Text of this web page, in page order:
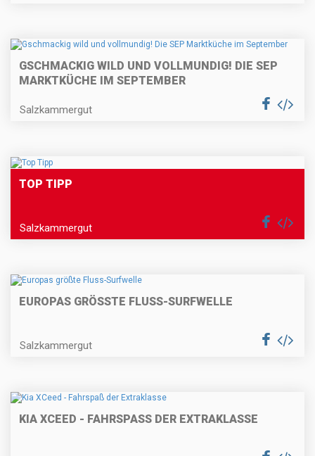
GSCHMACKIG WILD UND VOLLMUNDIG! DIE SEP
MARKTKÜCHE IM SEPTEMBER
Salzkammergut
TOP TIPP
Salzkammergut
EUROPAS GRÖSSTE FLUSS-SURFWELLE
Salzkammergut
KIA XCEED - FAHRSPASS DER EXTRAKLASSE